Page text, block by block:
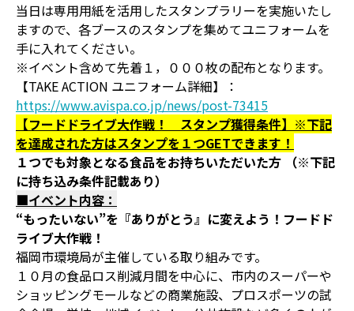
当日は専用用紙を活用したスタンプラリーを実施いたし
ますので、各ブースのスタンプを集めてユニフォームを
手に入れてください。
※イベント含めて先着１，０００枚の配布となります。
【TAKE ACTION ユニフォーム詳細】：
https://www.avispa.co.jp/news/post-73415
【フードドライブ大作戦！ スタンプ獲得条件】※下記
を達成された方はスタンプを１つGETできます！
１つでも対象となる食品をお持ちいただいた方 （※下記
に持ち込み条件記載あり）
■イベント内容：
“もったいない”を『ありがとう』に変えよう！フードド
ライブ大作戦！
福岡市環境局が主催している取り組みです。
１０月の食品ロス削減月間を中心に、市内のスーパーや
ショッピングモールなどの商業施設、プロスポーツの試